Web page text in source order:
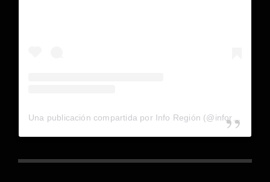
Una publicación compartida por Info Región (@inforegion_redes)